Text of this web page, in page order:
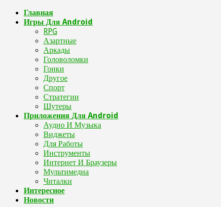
Главная
Игры Для Android
RPG
Азартные
Аркады
Головоломки
Гонки
Другое
Спорт
Стратегии
Шутеры
Приложения Для Android
Аудио И Музыка
Виджеты
Для Работы
Инструменты
Интернет И Браузеры
Мультимедиа
Читалки
Интересное
Новости